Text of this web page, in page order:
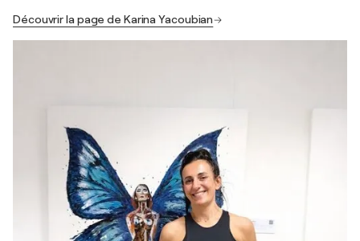
Découvrir la page de Karina Yacoubian